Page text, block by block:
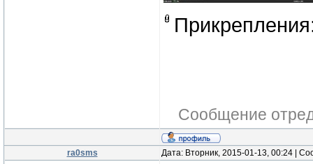
Сообщение
ra0sms Дата: Вторник, 2015-01-13, 00:24 |